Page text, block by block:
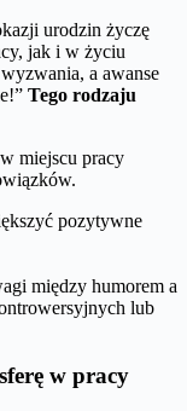
urodzin życzę
jak i w życiu
a awanse
Tego rodzaju
miejscu pracy
pozytywne
między humorem a
lub
w pracy